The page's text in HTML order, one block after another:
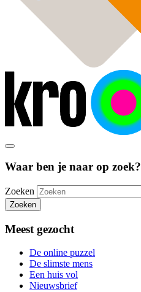
Waar ben je naar op zoek?
Zoeken
Zoeken
Meest gezocht
De online puzzel
De slimste mens
Een huis vol
Nieuwsbrief